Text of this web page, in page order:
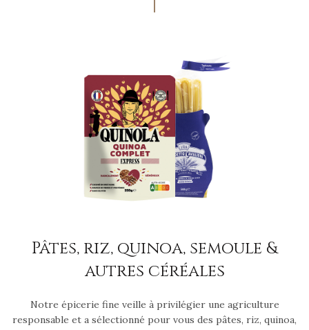
Pâtes, riz, quinoa, semoule &
autres céréales
Notre épicerie fine veille à privilégier une agriculture
responsable et a sélectionné pour vous des pâtes, riz, quinoa,